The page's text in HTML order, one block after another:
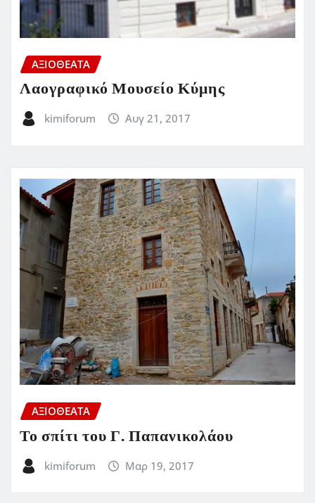
ΑΞΙΟΘΕΑΤΑ
Λαογραφικό Μουσείο Κύμης
kimiforum Αυγ 21, 2017
ΑΞΙΟΘΕΑΤΑ
Το σπίτι του Γ. Παπανικολάου
kimiforum Μαρ 19, 2017